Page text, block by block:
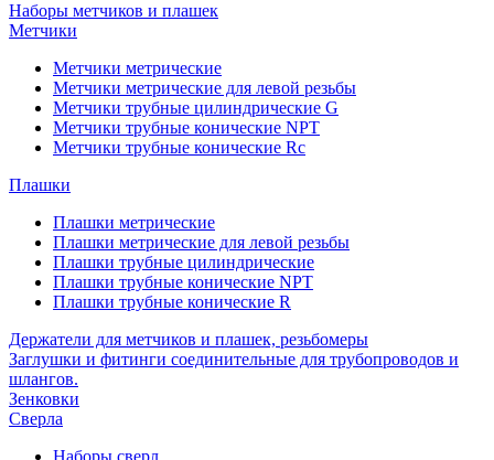
Наборы метчиков и плашек
Метчики
Метчики метрические
Метчики метрические для левой резьбы
Метчики трубные цилиндрические G
Метчики трубные конические NPT
Метчики трубные конические Rc
Плашки
Плашки метрические
Плашки метрические для левой резьбы
Плашки трубные цилиндрические
Плашки трубные конические NPT
Плашки трубные конические R
Держатели для метчиков и плашек, резьбомеры
Заглушки и фитинги соединительные для трубопроводов и
шлангов.
Зенковки
Сверла